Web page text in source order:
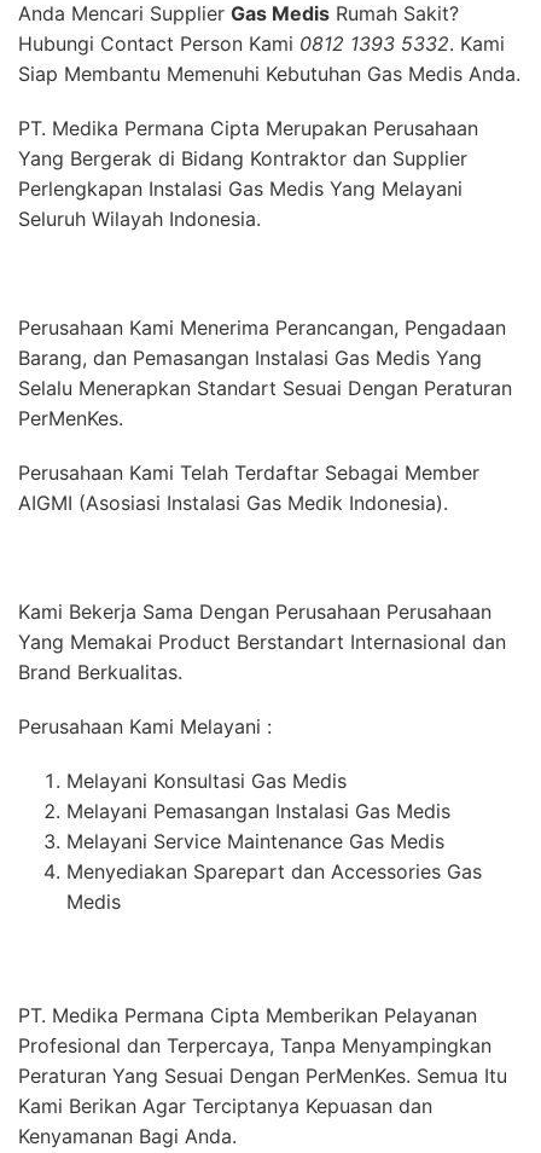
Anda Mencari Supplier Gas Medis Rumah Sakit?
Hubungi Contact Person Kami 0812 1393 5332. Kami
Siap Membantu Memenuhi Kebutuhan Gas Medis Anda.
PT. Medika Permana Cipta Merupakan Perusahaan
Yang Bergerak di Bidang Kontraktor dan Supplier
Perlengkapan Instalasi Gas Medis Yang Melayani
Seluruh Wilayah Indonesia.
Perusahaan Kami Menerima Perancangan, Pengadaan
Barang, dan Pemasangan Instalasi Gas Medis Yang
Selalu Menerapkan Standart Sesuai Dengan Peraturan
PerMenKes.
Perusahaan Kami Telah Terdaftar Sebagai Member
AIGMI (Asosiasi Instalasi Gas Medik Indonesia).
Kami Bekerja Sama Dengan Perusahaan Perusahaan
Yang Memakai Product Berstandart Internasional dan
Brand Berkualitas.
Perusahaan Kami Melayani :
Melayani Konsultasi Gas Medis
Melayani Pemasangan Instalasi Gas Medis
Melayani Service Maintenance Gas Medis
Menyediakan Sparepart dan Accessories Gas
Medis
PT. Medika Permana Cipta Memberikan Pelayanan
Profesional dan Terpercaya, Tanpa Menyampingkan
Peraturan Yang Sesuai Dengan PerMenKes. Semua Itu
Kami Berikan Agar Terciptanya Kepuasan dan
Kenyamanan Bagi Anda.